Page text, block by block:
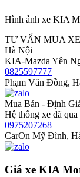
Hình ảnh xe KIA
TƯ VẤN MUA XE
Hà Nội
KIA-Mazda Yên
0825597777
Phạm Văn Đồng,
Mua Bán - Định
Hệ thống xe đã
0975207268
CarOn Mỹ Đình,
Giá xe KIA